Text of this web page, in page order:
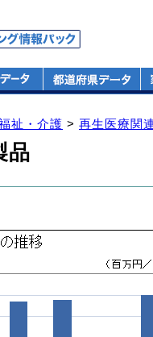
祉・介護 > 再生医療関
品